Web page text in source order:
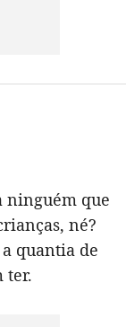
ninguém que
né?
quantia de
ter.